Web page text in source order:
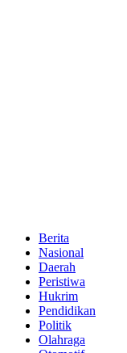
Berita
Nasional
Daerah
Peristiwa
Hukrim
Pendidikan
Politik
Olahraga